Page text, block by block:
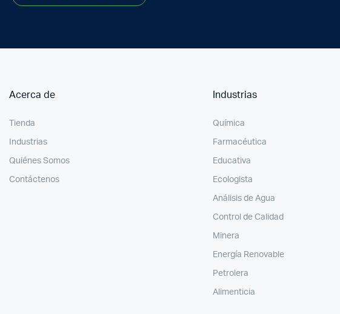
Acerca de
Tienda
Industrias
Quiénes Somos
Contáctenos
Industrias
Química
Farmacéutica
Educativa
Ecologista
Análisis de Agua
Control de Calidad
Minera
Energía Renovable
Petrolera
Alimenticia